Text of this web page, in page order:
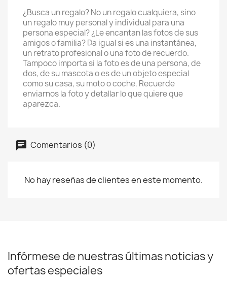
¿Busca un regalo? No un regalo cualquiera, sino
un regalo muy personal y individual para una
persona especial? ¿Le encantan las fotos de sus
amigos o familia? Da igual si es una instantánea,
un retrato profesional o una foto de recuerdo.
Tampoco importa si la foto es de una persona, de
dos, de su mascota o es de un objeto especial
como su casa, su moto o coche. Recuerde
enviarnos la foto y detallar lo que quiere que
aparezca.
Comentarios (0)
No hay reseñas de clientes en este momento.
Infórmese de nuestras últimas noticias y
ofertas especiales